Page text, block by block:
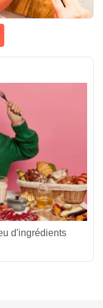
d'ingrédients